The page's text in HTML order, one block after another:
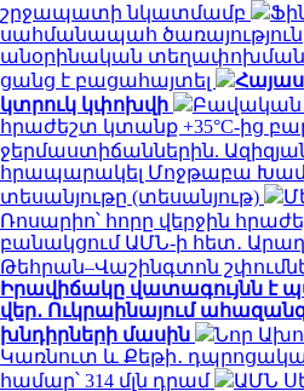
շրջապատի նկատմամբ
սահմանապահ
անօրինական տեղափոխման
ցանց է բացահայտել
կտրուկ կփոխվի
Բավական
հրաժեշտ կտանք +35°C-ից
ջերմաստիճաններին.
հրապարակել Մոջթաբա
տեսանյութը (տեսանյութ)
Ռոսարիո՝ հորը վերջին
բանակցում ԱՄՆ-ի հետ․
Թեհրան–Վաշինգտոն
Իրավիճակը վատագույնն է
վեր․ Ուկրաինայում
խնդիրների մասին
Նոր
Կառնուտ և Քեթի․
համար՝ 314 մլն դրամ
ԱՄՆ